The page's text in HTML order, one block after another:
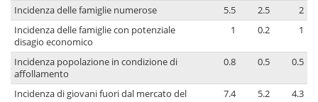
Incidenza delle famiglie numerose
5.5 2.5
2
Incidenza delle famiglie con potenziale
disagio economico
1 0.2 1
Incidenza popolazione in condizione di
affollamento
0.8 0.5 0.5
Incidenza di giovani fuori dal mercato del
7.4 5.2 4.3